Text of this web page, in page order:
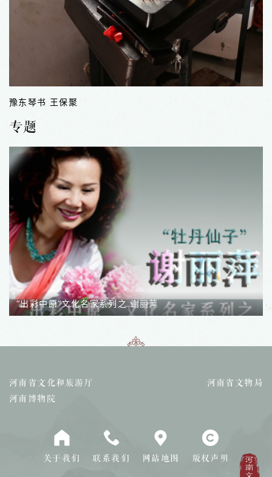
永城大铙 王玉玺
专题
“出彩中原”文化名家系列之 苏湲
河南省文化和旅游厅
河南省文物局
河南博物院
关于我们 联系我们 网站地图 版权声明